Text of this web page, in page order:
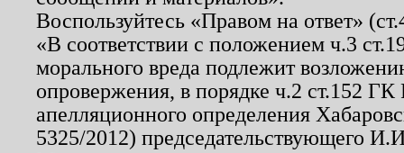
Воспользуйтесь «Правом на ответ»
«В соответствии с положением ч.3
морального вреда подлежит
опровержения, в порядке ч.2 ст.152
апелляционного определения
5325/2012) председательствующего